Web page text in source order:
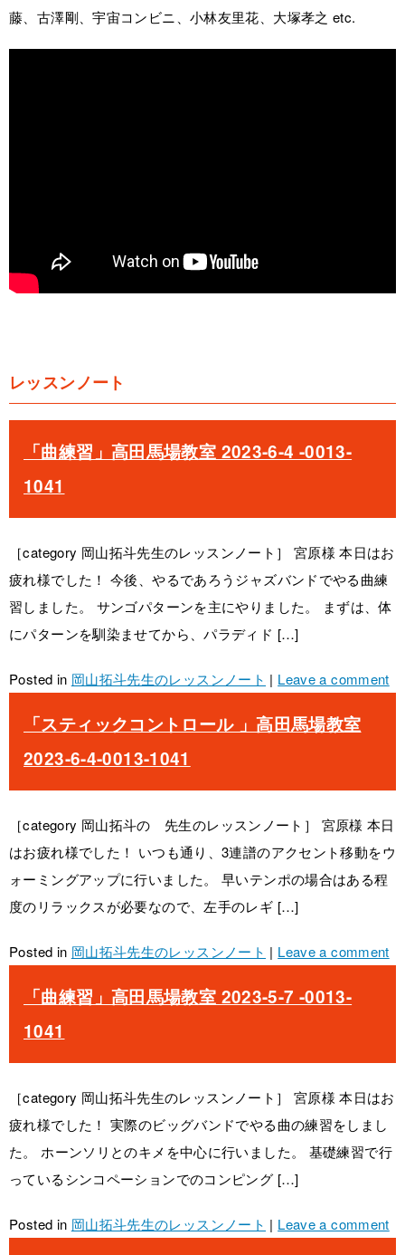
藤、古澤剛、宇宙コンビニ、小林友里花、大塚孝之 etc.
レッスンノート
「曲練習」高田馬場教室 2023-6-4 -0013-
1041
［category 岡山拓斗先生のレッスンノート］ 宮原様 本日はお
疲れ様でした！ 今後、やるであろうジャズバンドでやる曲練
習しました。 サンゴパターンを主にやりました。 まずは、体
にパターンを馴染ませてから、パラディド […]
Posted in 岡山拓斗先生のレッスンノート | Leave a comment
「スティックコントロール 」高田馬場教室
2023-6-4-0013-1041
［category 岡山拓斗の 先生のレッスンノート］ 宮原様 本日
はお疲れ様でした！ いつも通り、3連譜のアクセント移動をウ
ォーミングアップに行いました。 早いテンポの場合はある程
度のリラックスが必要なので、左手のレギ […]
Posted in 岡山拓斗先生のレッスンノート | Leave a comment
「曲練習」高田馬場教室 2023-5-7 -0013-
1041
［category 岡山拓斗先生のレッスンノート］ 宮原様 本日はお
疲れ様でした！ 実際のビッグバンドでやる曲の練習をしまし
た。 ホーンソリとのキメを中心に行いました。 基礎練習で行
っているシンコペーションでのコンピング […]
Posted in 岡山拓斗先生のレッスンノート | Leave a comment